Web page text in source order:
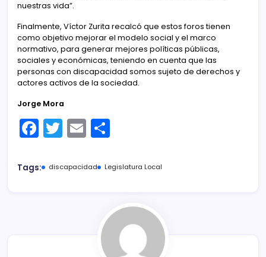
nuestras vida”.
Finalmente, Víctor Zurita recalcó que estos foros tienen
como objetivo mejorar el modelo social y el marco
normativo, para generar mejores políticas públicas,
sociales y económicas, teniendo en cuenta que las
personas con discapacidad somos sujeto de derechos y
actores activos de la sociedad.
Jorge Mora
F
a
c
T
w
itt
E
m
ai m
ar
tir
Tags: discapacidad Legislatura Local